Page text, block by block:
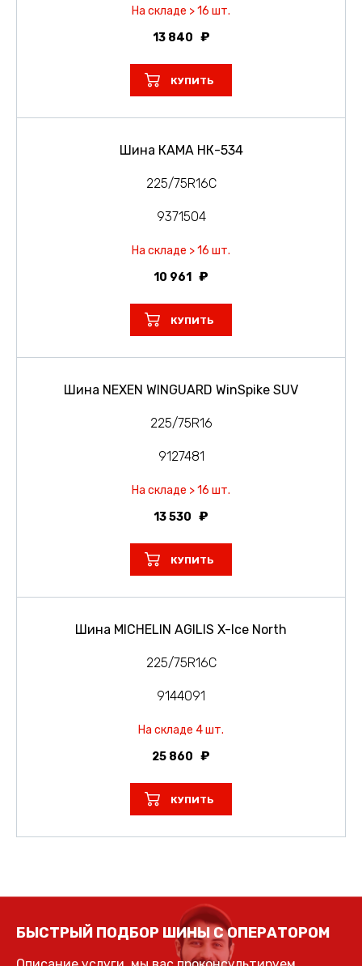
На складе > 16 шт.
13 840
КУПИТЬ
Шина КАМА НК-534
225/75R16C
9371504
На складе > 16 шт.
10 961
КУПИТЬ
Шина NEXEN WINGUARD WinSpike SUV
225/75R16
9127481
На складе > 16 шт.
13 530
КУПИТЬ
Шина MICHELIN AGILIS X-Ice North
225/75R16C
9144091
На складе 4 шт.
25 860
КУПИТЬ
БЫСТРЫЙ ПОДБОР ШИНЫ С ОПЕРАТОРОМ